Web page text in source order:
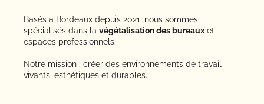
Basés à Bordeaux depuis 2021, nous sommes
spécialisés dans la végétalisation des bureaux et
espaces professionnels.
Notre mission : créer des environnements de travail
vivants, esthétiques et durables.